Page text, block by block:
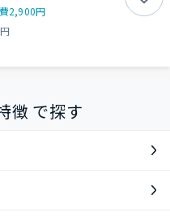
2,900円
徴 で探す